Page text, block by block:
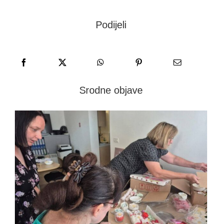
Podijeli
Srodne objave